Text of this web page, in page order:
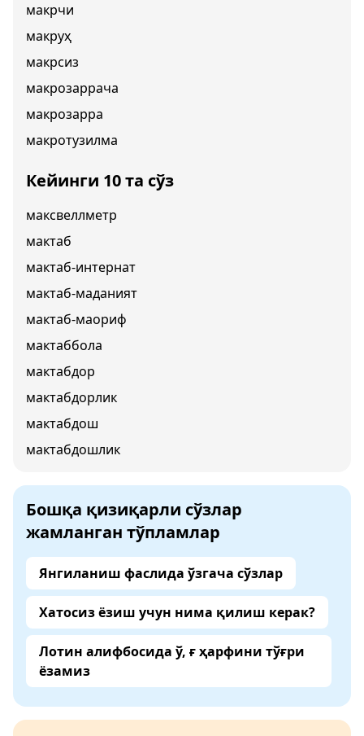
макрчи
макруҳ
макрсиз
макрозаррача
макрозарра
макротузилма
Кейинги 10 та сўз
максвеллметр
мактаб
мактаб-интернат
мактаб-маданият
мактаб-маориф
мактаббола
мактабдор
мактабдорлик
мактабдош
мактабдошлик
Бошқа қизиқарли сўзлар
жамланган тўпламлар
Янгиланиш фаслида ўзгача сўзлар
Хатосиз ёзиш учун нима қилиш керак?
Лотин алифбосида ў, ғ ҳарфини тўғри
ёзамиз